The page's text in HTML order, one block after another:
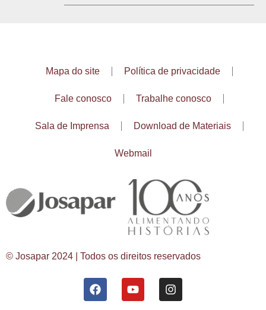
Mapa do site Política de privacidade
Fale conosco Trabalhe conosco
Sala de Imprensa Download de Materiais
Webmail
© Josapar 2024 | Todos os direitos reservados